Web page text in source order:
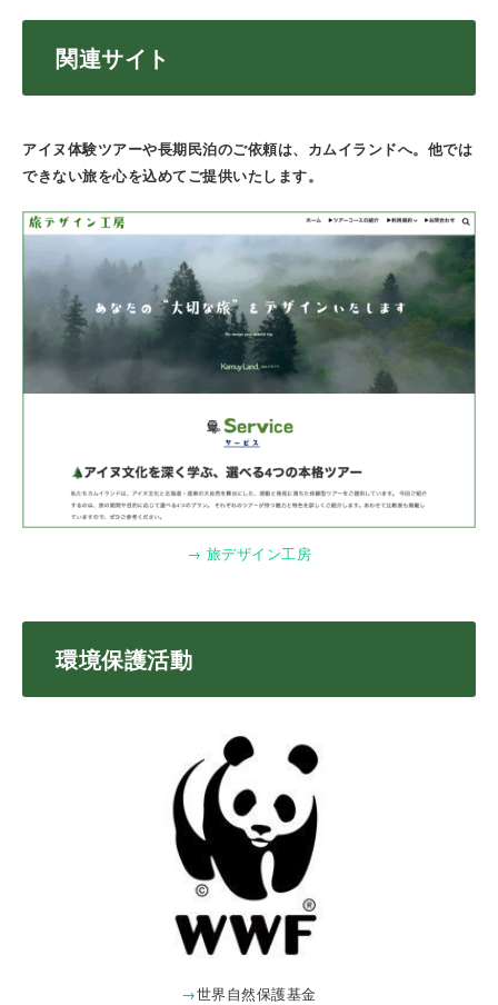
関連サイト
アイヌ体験ツアーや長期民泊のご依頼は、カムイランドへ。他では
できない旅を心を込めてご提供いたします。
→ 旅デザイン工房
環境保護活動
→世界自然保護基金